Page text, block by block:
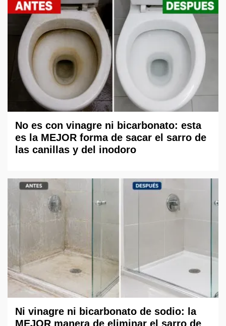
No es con vinagre ni bicarbonato: esta
es la MEJOR forma de sacar el sarro de
las canillas y del inodoro
Ni vinagre ni bicarbonato de sodio: la
MEJOR manera de eliminar el sarro de